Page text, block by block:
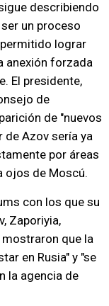
describiendo
un proceso
permitido lograr
anexión forzada
El presidente,
de
de "nuevos
de Azov sería ya
por áreas
ojos de Moscú.
con los que su
Zaporiyia,
mostraron que la
en Rusia" y "se
la agencia de